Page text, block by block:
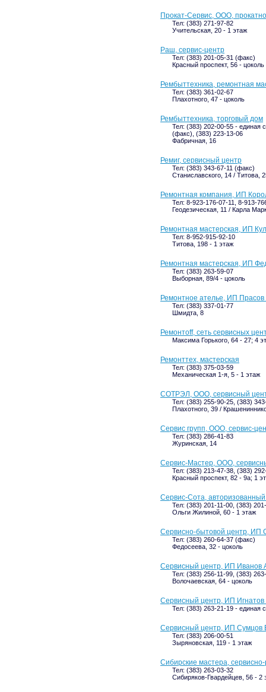
Прокат-Сервис, ООО,
Тел: (383) 271-97-82
Учительская, 20 - 1 этаж
Раш, сервис-центр
Тел: (383) 201-05-31 (факс)
Красный проспект, 56 - цоколь
Рембыттехника, ремонтная
Тел: (383) 361-02-67
Плахотного, 47 - цоколь
Рембыттехника, торговый дом
Тел: (383) 202-00-55 - единая
(факс), (383) 223-13-06
Фабричная, 16
Ремиг, сервисный центр
Тел: (383) 343-67-11 (факс)
Станиславского, 14 / Титова,
Ремонтная компания, ИП
Тел: 8-923-176-07-11, 8-913-
Геодезическая, 11 / Карла
Ремонтная мастерская, ИП
Тел: 8-952-915-92-10
Титова, 198 - 1 этаж
Ремонтная мастерская, ИП
Тел: (383) 263-59-07
Выборная, 89/4 - цоколь
Ремонтное ателье, ИП
Тел: (383) 337-01-77
Шмидта, 8
Ремонтоff, сеть сервисных
Максима Горького, 64 - 27; 4
Ремонттех, мастерская
Тел: (383) 375-03-59
Механическая 1-я, 5 - 1 этаж
СОТРЭЛ, ООО, сервисный
Тел: (383) 255-90-25, (383)
Плахотного, 39 /
Сервис групп, ООО, сервис-
Тел: (383) 286-41-83
Журинская, 14
Сервис-Мастер, ООО,
Тел: (383) 213-47-38, (383)
Красный проспект, 82 - 9а; 1
Сервис-Сота,
Тел: (383) 201-11-00, (383)
Ольги Жилиной, 60 - 1 этаж
Сервисно-бытовой центр, ИП
Тел: (383) 260-64-37 (факс)
Федосеева, 32 - цоколь
Сервисный центр, ИП Иванов
Тел: (383) 256-11-99, (383)
Волочаевская, 64 - цоколь
Сервисный центр, ИП
Тел: (383) 263-21-19 - единая
Сервисный центр, ИП Сумцов
Тел: (383) 206-00-51
Зыряновская, 119 - 1 этаж
Сибирские мастера,
Тел: (383) 263-03-32
Сибиряков-Гвардейцев, 56 - 2